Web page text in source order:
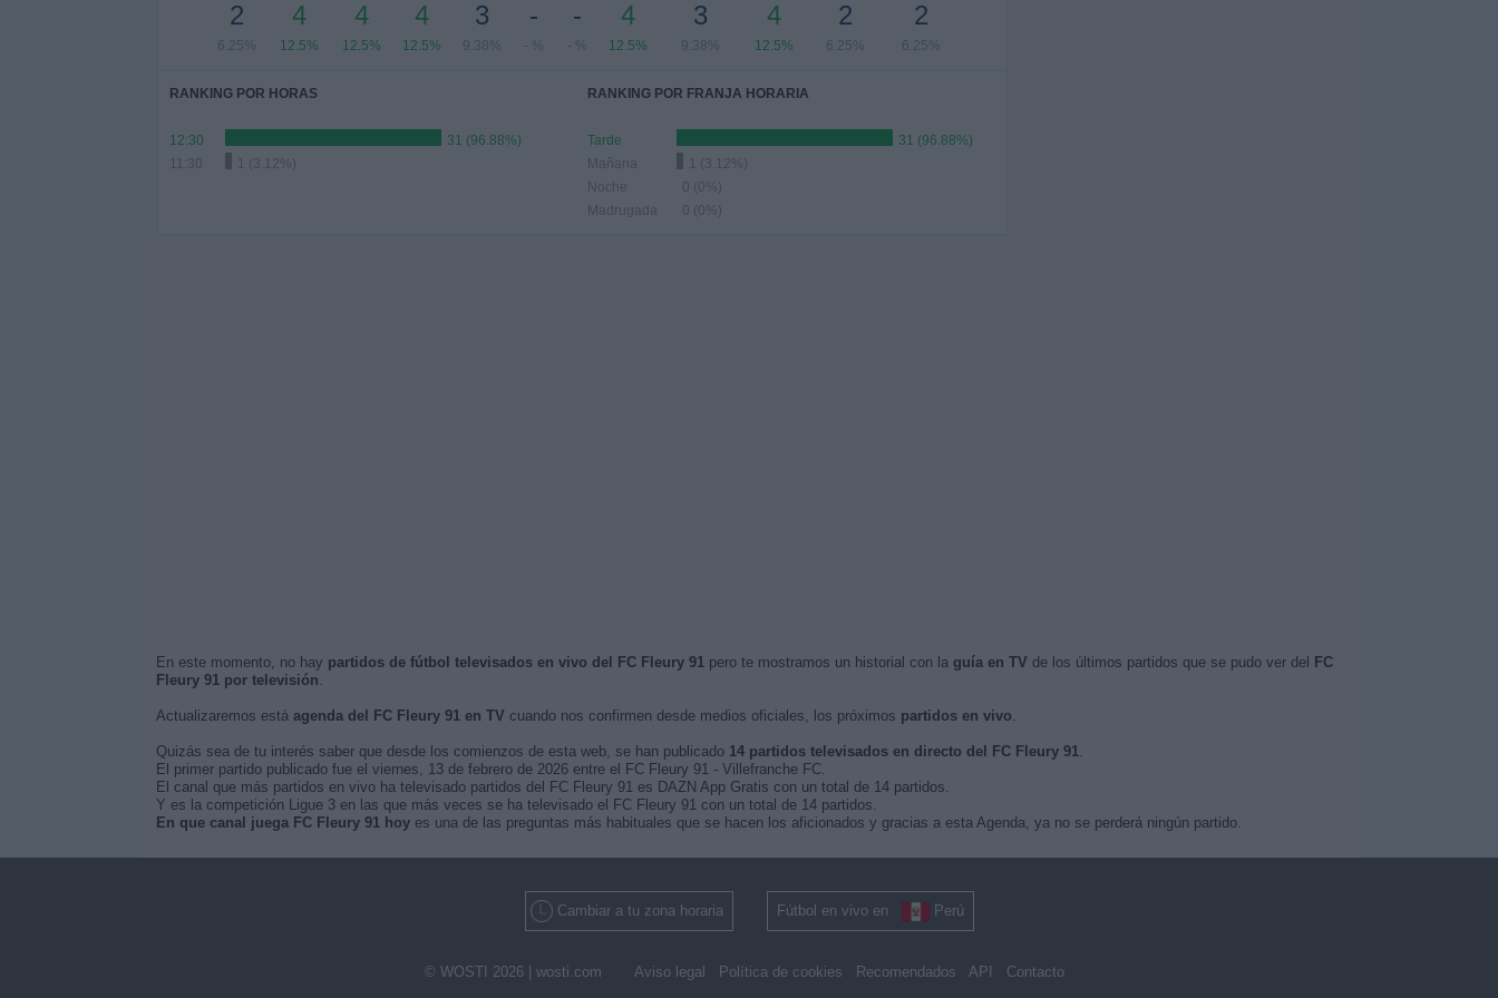
2
6.25%
4
12.5%
4
12.5%
4
12.5%
3
9.38%
-
- %
-
- %
4
12.5%
3
9.38%
4
12.5%
2
6.25%
2
6.25%
RANKING POR HORAS
12:30
31 (96.88%)
11:30
1 (3.12%)
RANKING POR FRANJA HORARIA
Tarde
31 (96.88%)
Mañana
1 (3.12%)
Noche
0 (0%)
Madrugada
0 (0%)
En este momento, no hay partidos de fútbol televisados en vivo del FC Fleury 91pero te mostramos un historial con la guía en TV de los últimos partidos que se pudo ver del
FC
Fleury 91 por televisión.
Actualizaremos está agenda del FC Fleury 91 en TV cuando nos confirmen desde medios oficiales, los próximos partidos en vivo.
Quizás sea de tu interés saber que desde los comienzos de esta web, se han publicado 14 partidos televisados en directo del FC Fleury 91.
El primer partido publicado fue el viernes, 13 de febrero de 2026 entre el FC Fleury 91 - Villefranche FC.
El canal que más partidos en vivo ha televisado partidos del FC Fleury 91 es DAZN App Gratis con un total de 14 partidos.
Y es la competición Ligue 3 en las que más veces se ha televisado el FC Fleury 91 con un total de 14 partidos.
En que canal juega FC Fleury 91 hoyes una de las preguntas más habituales que se hacen los aficionados y gracias a esta Agenda, ya no se perderá ningún partido.
Cambiar a tu zona horaria Fútbol en vivo en Perú
© WOSTI 2026 | wosti.com Aviso legal Política de cookies Recomendados API Contacto